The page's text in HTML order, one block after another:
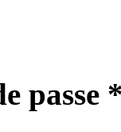
passe